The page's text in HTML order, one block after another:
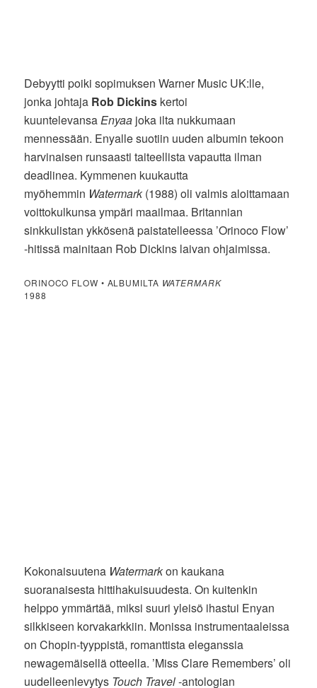
Debyytti poiki sopimuksen Warner Music UK:lle,
jonka johtaja Rob Dickins kertoi
kuuntelevansaEnyaa joka ilta nukkumaan
mennessään. Enyalle suotiin uuden albumin tekoon
harvinaisen runsaasti taiteellista vapautta ilman
deadlinea. Kymmenen kuukautta
myöhemmin Watermark(1988) oli valmis aloittamaan
voittokulkunsa ympäri maailmaa. Britannian
sinkkulistan ykkösenä paistatelleessa ’Orinoco Flow’
-hitissä mainitaan Rob Dickins laivan ohjaimissa.
ORINOCO FLOW • ALBUMILTA WATERMARK
1988
Kokonaisuutena Watermarkon kaukana
suoranaisesta hittihakuisuudesta. On kuitenkin
helppo ymmärtää, miksi suuri yleisö ihastui Enyan
silkkiseen korvakarkkiin. Monissa instrumentaaleissa
on Chopin-tyyppistä, romanttista eleganssia
newagemäisellä otteella. ’Miss Clare Remembers’ oli
uudelleenlevytys Touch Travel-antologian